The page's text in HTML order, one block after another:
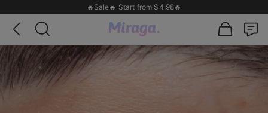
🔥Sale🔥 Start from $4.98🔥